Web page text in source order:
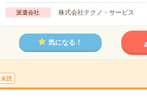
派遣会社 株式会社テクノ・サービス
気になる！
未読